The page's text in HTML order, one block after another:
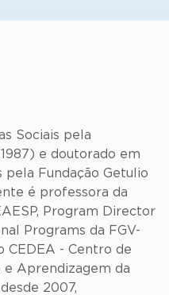
Sociais pela
e doutorado em
Fundação Getulio
é professora da
Program Director
Programs da FGV-
CEDEA - Centro de
e Aprendizagem da
2007,